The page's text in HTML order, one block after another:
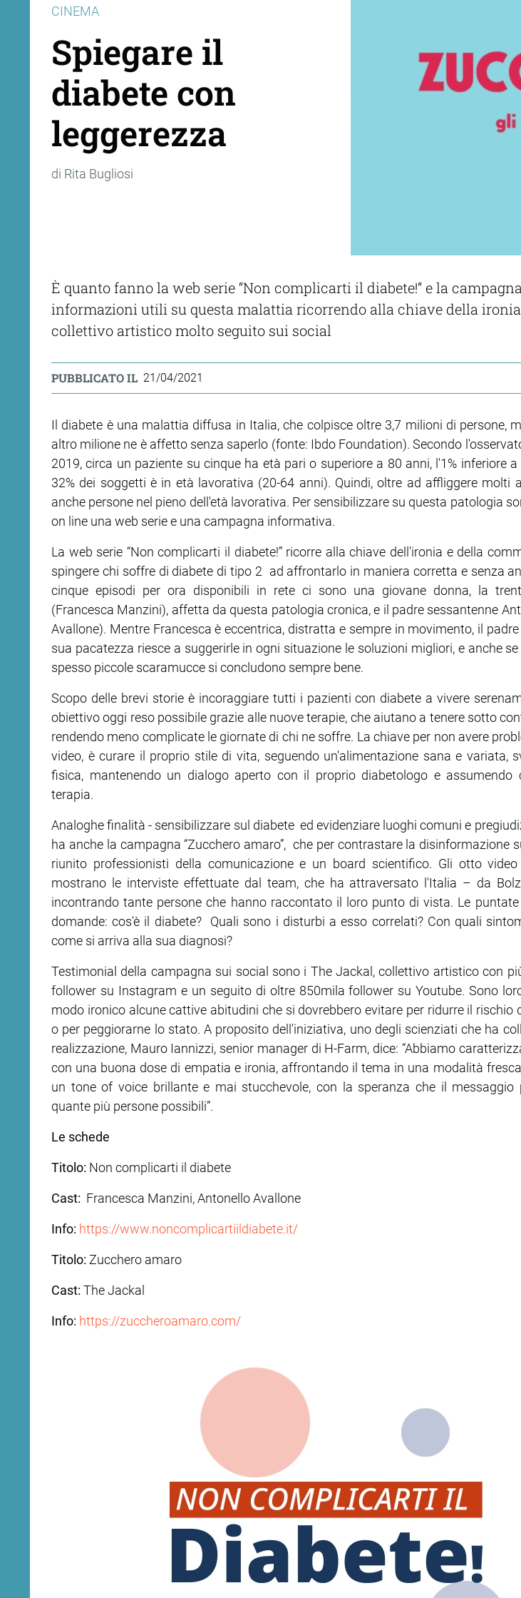
CINEMA
Spiegare il
diabete con
leggerezza
di Rita Bugliosi
È quanto fanno la web serie “Non complicarti il diabete!” e la
informazioni utili su questa malattia ricorrendo alla chiave della
collettivo artistico molto seguito sui social
PUBBLICATO IL 21/04/2021
Il diabete è una malattia diffusa in Italia, che colpisce oltre 3,7 milioni di persone,
altro milione ne è affetto senza saperlo (fonte: Ibdo Foundation). Secondo
2019, circa un paziente su cinque ha età pari o superiore a 80 anni, l'1% inferiore
32% dei soggetti è in età lavorativa (20-64 anni). Quindi, oltre ad affliggere molti
anche persone nel pieno dell'età lavorativa. Per sensibilizzare su questa patologia
on line una web serie e una campagna informativa.
La web serie “Non complicarti il diabete!” ricorre alla chiave dell'ironia e della
spingere chi soffre di diabete di tipo 2 ad affrontarlo in maniera corretta e senza
cinque episodi per ora disponibili in rete ci sono una giovane donna, la
(Francesca Manzini), affetta da questa patologia cronica, e il padre sessantenne
Avallone). Mentre Francesca è eccentrica, distratta e sempre in movimento, il
sua pacatezza riesce a suggerirle in ogni situazione le soluzioni migliori, e anche
spesso piccole scaramucce si concludono sempre bene.
Scopo delle brevi storie è incoraggiare tutti i pazienti con diabete a vivere
obiettivo oggi reso possibile grazie alle nuove terapie, che aiutano a tenere sotto
rendendo meno complicate le giornate di chi ne soffre. La chiave per non avere
video, è curare il proprio stile di vita, seguendo un'alimentazione sana e variata,
fisica, mantenendo un dialogo aperto con il proprio diabetologo e assumendo
terapia.
Analoghe finalità - sensibilizzare sul diabete ed evidenziare luoghi comuni e
ha anche la campagna “Zucchero amaro”, che per contrastare la disinformazione
riunito professionisti della comunicazione e un board scientifico. Gli otto
mostrano le interviste effettuate dal team, che ha attraversato l'Italia – da
incontrando tante persone che hanno raccontato il loro punto di vista. Le
domande: cos'è il diabete? Quali sono i disturbi a esso correlati? Con quali
come si arriva alla sua diagnosi?
Testimonial della campagna sui social sono i The Jackal, collettivo artistico con
follower su Instagram e un seguito di oltre 850mila follower su Youtube. Sono
modo ironico alcune cattive abitudini che si dovrebbero evitare per ridurre il rischio
o per peggiorarne lo stato. A proposito dell'iniziativa, uno degli scienziati che ha
realizzazione, Mauro Iannizzi, senior manager di H-Farm, dice: “Abbiamo
con una buona dose di empatia e ironia, affrontando il tema in una modalità
un tone of voice brillante e mai stucchevole, con la speranza che il messaggio
quante più persone possibili”.
Le schede
Titolo: Non complicarti il diabete
Cast: Francesca Manzini, Antonello Avallone
Info: https://www.noncomplicartiildiabete.it/
Titolo: Zucchero amaro
Cast: The Jackal
Info: https://zuccheroamaro.com/